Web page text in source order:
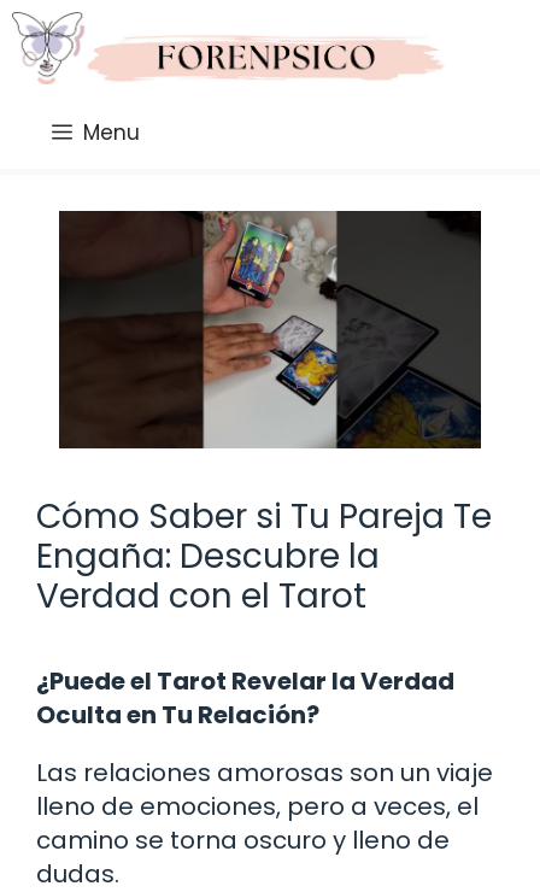
Saltar
al
contenido
Menu
Cómo Saber si Tu Pareja Te
Engaña: Descubre la
Verdad con el Tarot
¿Puede el Tarot Revelar la Verdad
Oculta en Tu Relación?
Las relaciones amorosas son un viaje
lleno de emociones, pero a veces, el
camino se torna oscuro y lleno de
dudas.